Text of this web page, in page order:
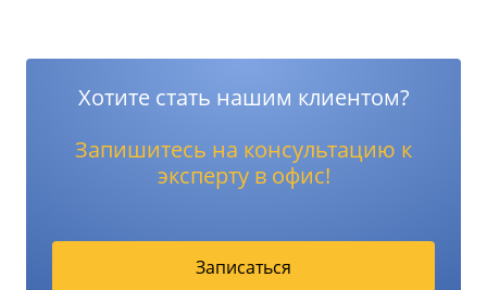
Хотите стать нашим клиентом?
Запишитесь на консультацию к
эксперту в офис!
Записаться